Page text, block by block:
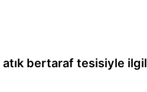
bertaraf tesisiyle